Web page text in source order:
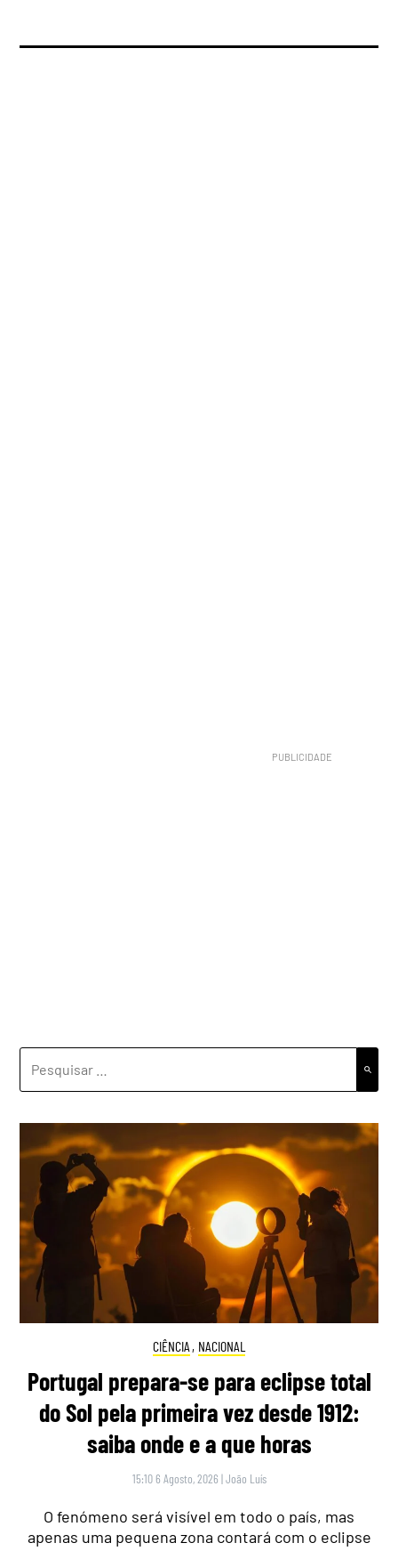
POR:
CIÊNCIA , NACIONAL
Portugal prepara-se para eclipse total
do Sol pela primeira vez desde 1912:
saiba onde e a que horas
15:10 6 Agosto, 2026 |João Luís
O fenómeno será visível em todo o país, mas
apenas uma pequena zona contará com o eclipse